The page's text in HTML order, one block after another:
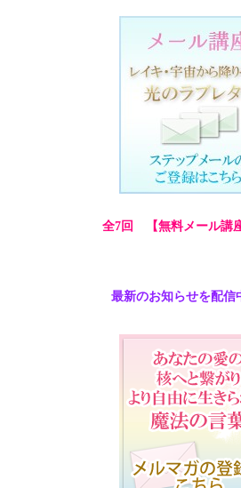
全7回 【無料メール講
最新のお知らせを配信